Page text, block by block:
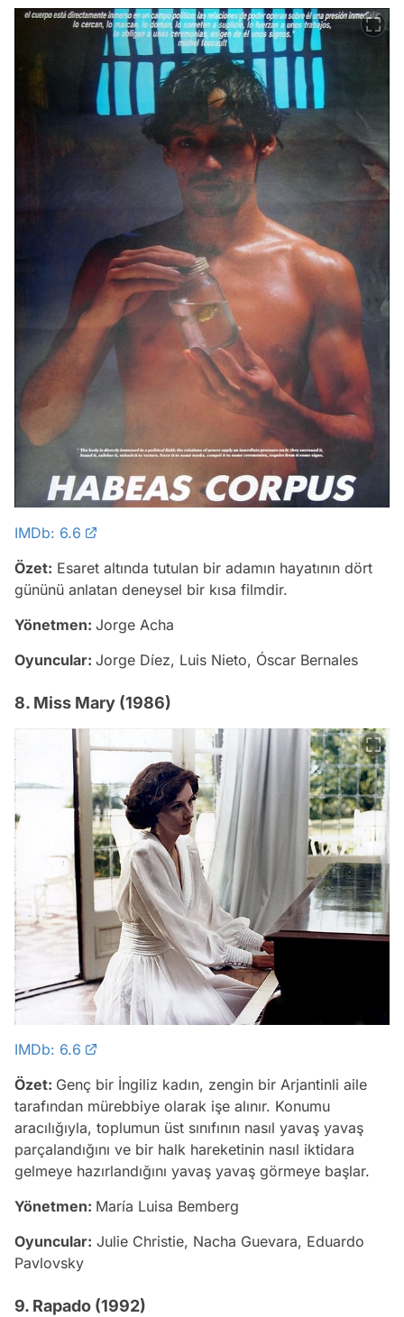
IMDb: 6.6
Özet: Esaret altında tutulan bir adamın hayatının dört
gününü anlatan deneysel bir kısa filmdir.
Yönetmen: Jorge Acha
Oyuncular: Jorge Díez, Luis Nieto, Óscar Bernales
8. Miss Mary (1986)
IMDb: 6.6
Özet: Genç bir İngiliz kadın, zengin bir Arjantinli aile
tarafından mürebbiye olarak işe alınır. Konumu
aracılığıyla, toplumun üst sınıfının nasıl yavaş yavaş
parçalandığını ve bir halk hareketinin nasıl iktidara
gelmeye hazırlandığını yavaş yavaş görmeye başlar.
Yönetmen: María Luisa Bemberg
Oyuncular: Julie Christie, Nacha Guevara, Eduardo
Pavlovsky
9. Rapado (1992)